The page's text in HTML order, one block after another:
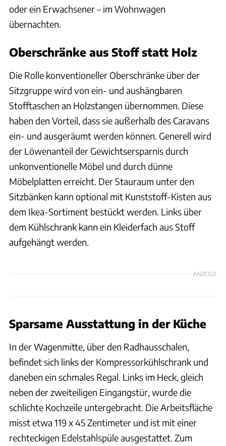
oder ein Erwachsener – im Wohnwagen
übernachten.
Oberschränke aus Stoff statt Holz
Die Rolle konventioneller Oberschränke über der
Sitzgruppe wird von ein- und aushängbaren
Stofftaschen an Holzstangen übernommen. Diese
haben den Vorteil, dass sie außerhalb des Caravans
ein- und ausgeräumt werden können. Generell wird
der Löwenanteil der Gewichtsersparnis durch
unkonventionelle Möbel und durch dünne
Möbelplatten erreicht. Der Stauraum unter den
Sitzbänken kann optional mit Kunststoff-Kisten aus
dem Ikea-Sortiment bestückt werden. Links über
dem Kühlschrank kann ein Kleiderfach aus Stoff
aufgehängt werden.
ANZEIGE
Sparsame Ausstattung in der Küche
In der Wagenmitte, über den Radhausschalen,
befindet sich links der Kompressorkühlschrank und
daneben ein schmales Regal. Links im Heck, gleich
neben der zweiteiligen Eingangstür, wurde die
schlichte Kochzeile untergebracht. Die Arbeitsfläche
misst etwa 119 x 45 Zentimeter und ist mit einer
rechteckigen Edelstahlspüle ausgestattet. Zum